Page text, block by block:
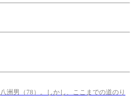
洲男（78）。しかし、ここまでの道のり